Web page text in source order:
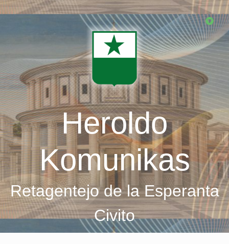
Skip
Heroldo
Komunikas
Retagentejo de la Esperanta
Civito